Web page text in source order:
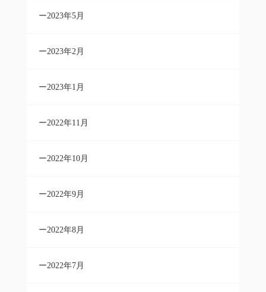
2023年5月
2023年2月
2023年1月
2022年11月
2022年10月
2022年9月
2022年8月
2022年7月